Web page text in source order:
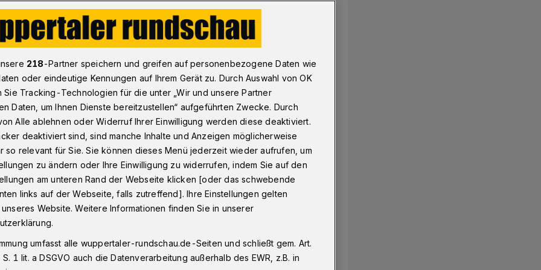
Brandes lobt Wuppertaler Junior Uni​
Junior Uni
Begrüßung im Foyer ließ sich Brandes
zur Raumstation ISS!“ gemeinsam mit
Studentinnen und Studenten eine
starten.
218-Partner speichern und greifen auf personenbezogene Daten wie
oder eindeutige Kennungen auf Ihrem Gerät zu. Durch Auswahl von OK
Sie Tracking-Technologien für die unter „Wir und unsere Partner
Daten, um Ihnen Dienste bereitzustellen“ aufgeführten Zwecke. Durch
Alle ablehnen oder Widerruf Ihrer Einwilligung werden diese deaktiviert.
deaktiviert sind, sind manche Inhalte und Anzeigen möglicherweise
so relevant für Sie. Sie können dieses Menü jederzeit wieder aufrufen, um
zu ändern oder Ihre Einwilligung zu widerrufen, indem Sie auf den
am unteren Rand der Webseite klicken [oder das schwebende
links auf der Webseite, falls zutreffend]. Ihre Einstellungen gelten
Website. Weitere Informationen finden Sie in unserer
umfasst alle wuppertaler-rundschau.de-Seiten und schließt gem. Art.
1 lit. a DSGVO auch die Datenverarbeitung außerhalb des EWR, z.B. in